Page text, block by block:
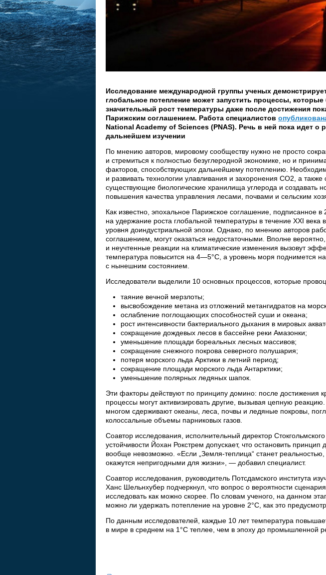
Исследование международной группы ученых
глобальное потепление может запустить процессы,
значительный рост температуры даже после достижения
Парижским соглашением. Работа специалистов
National Academy of Sciences (PNAS). Речь в ней пока идет о
дальнейшем изучении
По мнению авторов, мировому сообществу нужно не просто
и стремиться к полностью безуглеродной экономике, но и
факторов, способствующих дальнейшему потеплению.
и развивать технологии улавливания и захоронения CO2, а также
существующие биологические хранилища углерода и создавать
повышения качества управления лесами, почвами и сельским
Как известно, эпохальное Парижское соглашение, подписанное в
на удержание роста глобальной температуры в течение XXI
уровня доиндустриальной эпохи. Однако, по мнению авторов
соглашением, могут оказаться недостаточными. Вполне
и неучтенные реакции на климатические изменения вызовут
температура повысится на 4—5°C, а уровень моря поднимется
с нынешним состоянием.
Исследователи выделили 10 основных процессов, которые
таяние вечной мерзлоты;
высвобождение метана из отложений метангидратов на
ослабление поглощающих способностей суши и океана;
рост интенсивности бактериального дыхания в мировых
сокращение дождевых лесов в бассейне реки Амазонки;
уменьшение площади бореальных лесных массивов;
сокращение снежного покрова северного полушария;
потеря морского льда Арктики в летний период;
сокращение площади морского льда Антарктики;
уменьшение полярных ледяных шапок.
Эти факторы действуют по принципу домино: после достижения
процессы могут активизировать другие, вызывая цепную
многом сдерживают океаны, леса, почвы и ледяные покровы,
колоссальные объемы парниковых газов.
Соавтор исследования, исполнительный директор
устойчивости Йохан Рокстрем допускает, что остановить
вообще невозможно. «Если „Земля-теплица“ станет
окажутся непригодными для жизни», — добавил специалист.
Соавтор исследования, руководитель Потсдамского института
Ханс Шельнхубер подчеркнул, что вопрос о вероятности
исследовать как можно скорее. По словам ученого, на данном
можно ли удержать потепление на уровне 2°C, как это
По данным исследователей, каждые 10 лет температура
в мире в среднем на 1°C теплее, чем в эпоху до промышленной